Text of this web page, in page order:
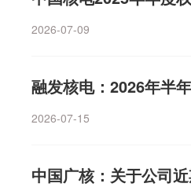
2026-07-09
融发核电：2026年半
2026-07-15
中国广核：关于公司